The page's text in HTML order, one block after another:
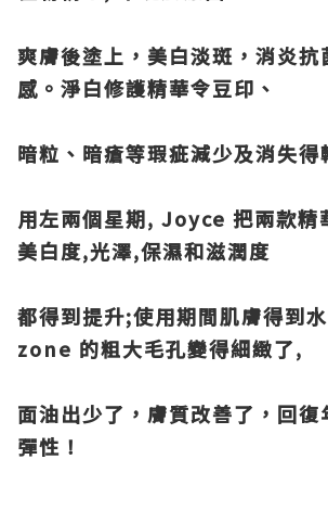
爽膚後塗上，美白淡斑，消炎抗
感。淨白修護精華令豆印、
暗粒、暗瘡等瑕疵減少及消失得
用左兩個星期, Joyce 把兩款精
美白度,光澤,保濕和滋潤度
都得到提升;使用期間肌膚得到
zone 的粗大毛孔變得細緻了,
面油出少了，膚質改善了，回復
彈性！